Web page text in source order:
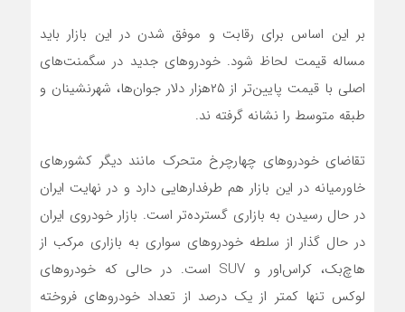
بر این اساس برای رقابت و موفق شدن در این بازار باید
مساله قیمت لحاظ شود. خودروهای جدید در سگمنت‌های
اصلی با قیمت پایین‌‌تر از ۲۵هزار دلار جوان‌ها، شهرنشینان و
طبقه متوسط را نشانه گرفته ‌ند.
تقاضای خودروهای چهارچرخ متحرک مانند دیگر کشورهای
خاورمیانه در این بازار هم طرفدارهایی دارد و در نهایت ایران
در حال رسیدن به بازاری گسترده‌تر است. بازار خودروی ایران
در حال گذار از سلطه خودروهای سواری به بازاری مرکب از
هاچ‌بک، کراس‌‌اور و SUV است. در حالی که خودروهای
لوکس تنها کمتر از یک درصد از تعداد خودروهای فروخته